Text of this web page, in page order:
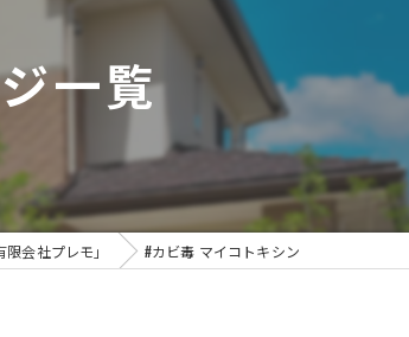
ー様が最後に頼る専門工事
一覧
会社プレモ」 #カビ毒 マイコトキシン